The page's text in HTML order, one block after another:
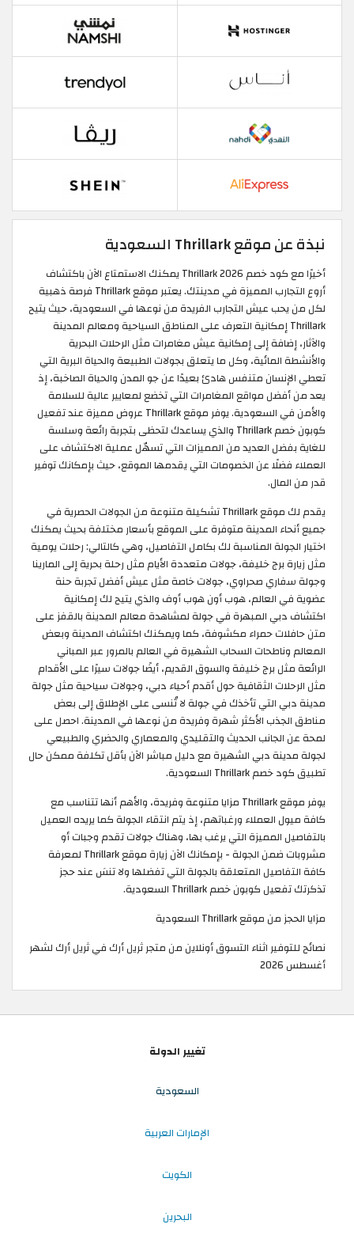
نبذة عن موقع Thrillark السعودية
أخيرًا مع كود خصم Thrillark 2026 يمكنك الاستمتاع الآن باكتشاف
أروع التجارب المميزة في مدينتك. يعتبر موقع Thrillark فرصة ذهبية
لكل من يحب عيش التجارب الفريدة من نوعها في السعودية، حيث يتيح
Thrillark إمكانية التعرف على المناطق السياحية ومعالم المدينة
والآثار، إضافة إلى إمكانية عيش مغامرات مثل الرحلات البحرية
والأنشطة المائية، وكل ما يتعلق بجولات الطبيعة والحياة البرية التي
تعطي الإنسان متنفس هادئ بعيدًا عن جو المدن والحياة الصاخبة، إذ
يعد من أفضل مواقع المغامرات التي تخضع لمعايير عالية للسلامة
والأمن في السعودية. يوفر موقع Thrillark عروض مميزة عند تفعيل
كوبون خصم Thrillark والذي يساعدك لتحظى بتجربة رائعة وسلسة
للغاية بفضل العديد من المميزات التي تسهّل عملية الاكتشاف على
العملاء فضلًا عن الخصومات التي يقدمها الموقع، حيث بإمكانك توفير
قدر من المال.
يقدم لك موقع Thrillark تشكيلة متنوعة من الجولات الحصرية في
جميع أنحاء المدينة متوفرة على الموقع بأسعار مختلفة بحيث يمكنك
اختيار الجولة المناسبة لك بكامل التفاصيل، وهي كالتالي: رحلات يومية
مثل زيارة برج خليفة، جولات متعددة الأيام مثل رحلة بحرية إلى المارينا
وجولة سفاري صحراوي، جولات خاصة مثل عيش أفضل تجربة حنة
عضوية في العالم، هوب أون هوب أوف والذي يتيح لك إمكانية
اكتشاف دبي المبهرة في جولة لمشاهدة معالم المدينة بالقفز على
متن حافلات حمراء مكشوفة، كما ويمكنك اكتشاف المدينة وبعض
المعالم وناطحات السحاب الشهيرة في العالم بالمرور عبر المباني
الرائعة مثل برج خليفة والسوق القديم، أيضًا جولات سيرًا على الأقدام
مثل الرحلات الثقافية حول أقدم أحياء دبي، وجولات سياحية مثل جولة
مدينة دبي التي تأخذك في جولة لا تُنسى على الإطلاق إلى بعض
مناطق الجذب الأكثر شهرة وفريدة من نوعها في المدينة. احصل على
لمحة عن الجانب الحديث والتقليدي والمعماري والحضري والطبيعي
لجولة مدينة دبي الشهيرة مع دليل مباشر الآن بأقل تكلفة ممكن حال
تطبيق كود خصم Thrillark السعودية.
يوفر موقع Thrillark مزايا متنوعة وفريدة، والأهم أنها تتناسب مع
كافة ميول العملاء ورغباتهم، إذ يتم انتقاء الجولة كما يريده العميل
بالتفاصيل المميزة التي يرغب بها، وهناك جولات تقدم وجبات أو
مشروبات ضمن الجولة - بإمكانك الآن زيارة موقع Thrillark لمعرفة
كافة التفاصيل المتعلقة بالجولة التي تفضلها ولا تنسَ عند حجز
تذكرتك تفعيل كوبون خصم Thrillark السعودية.
مزايا الحجز من موقع Thrillark السعودية
نصائح للتوفير اثناء التسوق أونلاين من متجر ثريل أرك في ثريل أرك لشهر
أغسطس 2026
تغيير الدولة
السعودية
الإمارات العربية
الكويت
البحرين